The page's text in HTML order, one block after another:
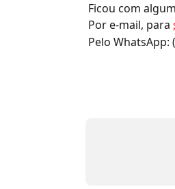
Ficou com
Por e-mail, para
Pelo WhatsApp: